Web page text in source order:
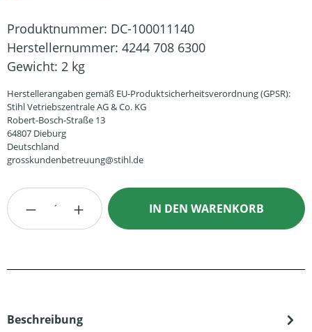
Produktnummer: DC-100011140
Herstellernummer: 4244 708 6300
Gewicht: 2 kg
Herstellerangaben gemäß EU-Produktsicherheitsverordnung (GPSR):
Stihl Vetriebszentrale AG & Co. KG
Robert-Bosch-Straße 13
64807 Dieburg
Deutschland
grosskundenbetreuung@stihl.de
Produkt Anzahl: Gib den gewünschten
IN DEN WARENKORB
Beschreibung